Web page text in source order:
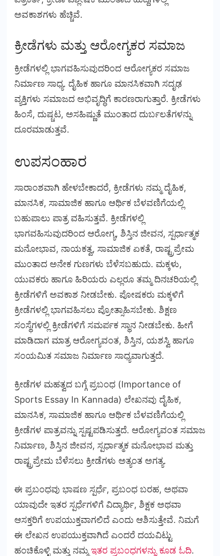
ಅವಕಾಶಗಳು ಹೆಚ್ಚಿವೆ.
ಕ್ರೀಡೆಗಳು ಮತ್ತು ಆರೋಗ್ಯಕರ ಸಮಾಜ
ಕ್ರೀಡೆಗಳಲ್ಲಿ ಭಾಗವಹಿಸುವುದರಿಂದ ಆರೋಗ್ಯಕರ ಸಮಾಜ
ನಿರ್ಮಾಣ ಸಾಧ್ಯ. ದೈಹಿಕ ಹಾಗೂ ಮಾನಸಿಕವಾಗಿ ಸದೃಢ
ವ್ಯಕ್ತಿಗಳು ಸಮಾಜದ ಅಭಿವೃದ್ಧಿಗೆ ಕಾರಣರಾಗುತ್ತಾರೆ. ಕ್ರೀಡೆಗಳು
ಹಿಂಸೆ, ದುಷ್ಚಟ, ಅಸಹಿಷ್ಣುತೆ ಮುಂತಾದ ದುರ್ಬಲತೆಗಳನ್ನು
ದೂರಮಾಡುತ್ತವೆ.
ಉಪಸಂಹಾರ
ಸಾರಾಂಶವಾಗಿ ಹೇಳಬೇಕಾದರೆ, ಕ್ರೀಡೆಗಳು ನಮ್ಮ ದೈಹಿಕ,
ಮಾನಸಿಕ, ಸಾಮಾಜಿಕ ಹಾಗೂ ಆರ್ಥಿಕ ಬೆಳವಣಿಗೆಯಲ್ಲಿ
ಬಹುಪಾಲು ಪಾತ್ರ ವಹಿಸುತ್ತವೆ. ಕ್ರೀಡೆಗಳಲ್ಲಿ
ಭಾಗವಹಿಸುವುದರಿಂದ ಆರೋಗ್ಯ, ಶಿಸ್ತಿನ ಜೀವನ, ಸ್ಪರ್ಧಾತ್ಮಕ
ಮನೋಭಾವ, ನಾಯಕತ್ವ, ಸಾಮಾಜಿಕ ಏಕತೆ, ರಾಷ್ಟ್ರಪ್ರೇಮ
ಮುಂತಾದ ಅನೇಕ ಗುಣಗಳು ಬೆಳೆಸಬಹುದು. ಮಕ್ಕಳು,
ಯುವಕರು ಹಾಗೂ ಹಿರಿಯರು ಎಲ್ಲರೂ ತಮ್ಮ ದಿನಚರಿಯಲ್ಲಿ
ಕ್ರೀಡೆಗಳಿಗೆ ಅವಕಾಶ ನೀಡಬೇಕು. ಪೋಷಕರು ಮಕ್ಕಳಿಗೆ
ಕ್ರೀಡೆಗಳಲ್ಲಿ ಭಾಗವಹಿಸಲು ಪ್ರೋತ್ಸಾಹಿಸಬೇಕು. ಶಿಕ್ಷಣ
ಸಂಸ್ಥೆಗಳಲ್ಲಿ ಕ್ರೀಡೆಗಳಿಗೆ ಸಮರ್ಪಕ ಸ್ಥಾನ ನೀಡಬೇಕು. ಹೀಗೆ
ಮಾಡಿದಾಗ ಮಾತ್ರ ಆರೋಗ್ಯವಂತ, ಶಿಸ್ತಿನ, ಯಶಸ್ವಿ ಹಾಗೂ
ಸಂಯಮಿತ ಸಮಾಜ ನಿರ್ಮಾಣ ಸಾಧ್ಯವಾಗುತ್ತದೆ.
ಕ್ರೀಡೆಗಳ ಮಹತ್ವದ ಬಗ್ಗೆ ಪ್ರಬಂಧ (Importance of
Sports Essay In Kannada) ಲೇಖನವು ದೈಹಿಕ,
ಮಾನಸಿಕ, ಸಾಮಾಜಿಕ ಹಾಗೂ ಆರ್ಥಿಕ ಬೆಳವಣಿಗೆಯಲ್ಲಿ
ಕ್ರೀಡೆಗಳ ಪಾತ್ರವನ್ನು ಸ್ಪಷ್ಟಪಡಿಸುತ್ತದೆ. ಆರೋಗ್ಯವಂತ ಸಮಾಜ
ನಿರ್ಮಾಣ, ಶಿಸ್ತಿನ ಜೀವನ, ಸ್ಪರ್ಧಾತ್ಮಕ ಮನೋಭಾವ ಮತ್ತು
ರಾಷ್ಟ್ರಪ್ರೇಮ ಬೆಳೆಸಲು ಕ್ರೀಡೆಗಳು ಅತ್ಯಂತ ಅಗತ್ಯ.
ಈ ಪ್ರಬಂಧವು ಭಾಷಣ ಸ್ಪರ್ಧೆ, ಪ್ರಬಂಧ ಬರಹ, ಅಥವಾ
ಯಾವುದೇ ಇತರ ಸ್ಪರ್ಧೆಗಳಿಗೆ ವಿದ್ಯಾರ್ಥಿ, ಶಿಕ್ಷಕ ಅಥವಾ
ಆಸಕ್ತರಿಗೆ ಉಪಯುಕ್ತವಾಗಲಿದೆ ಎಂದು ಆಶಿಸುತ್ತೇವೆ. ನಿಮಗೆ
ಈ ಲೇಖನ ಉಪಯುಕ್ತವಾಗಿದೆ ಎಂದರೆ ದಯವಿಟ್ಟು
ಹಂಚಿಕೊಳ್ಳಿ ಮತ್ತು ನಮ್ಮಇತರ ಪ್ರಬಂಧಗಳನ್ನು ಕೂಡ ಓದಿ.